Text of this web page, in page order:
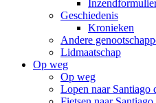
Geschiedenis
Kronieken
Andere
Lidmaatschap
Op weg
Op weg
Lopen naar Santiago